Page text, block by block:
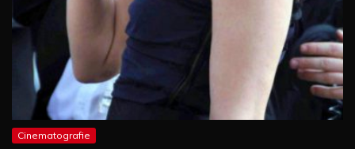
Cinematografie